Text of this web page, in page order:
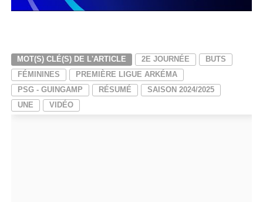
MOT(S) CLÉ(S) DE L'ARTICLE 2E JOURNÉE
BUTS
FÉMININES
PREMIÈRE LIGUE ARKÉMA
PSG - GUINGAMP
RÉSUMÉ
SAISON 2024/2025
UNE
VIDÉO